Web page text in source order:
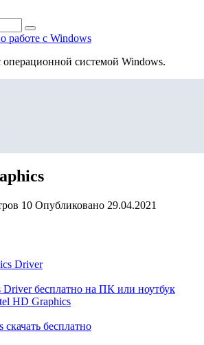
работе с Windows
системой Windows.
10 Опубликовано 29.04.2021
Driver
Driver бесплатно на ПК или ноутбук
HD Graphics
бесплатно